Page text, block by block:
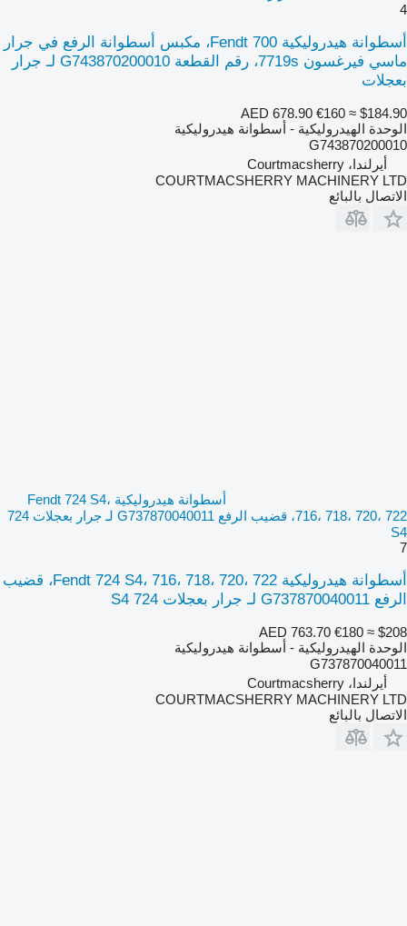
4
أسطوانة هيدروليكية Fendt 700، مكبس أسطوانة الرفع في جرار
ماسي فيرغسون 7719s، رقم القطعة G743870200010 لـ جرار
بعجلات
AED 678.90 €160 ≈ $184.90
الوحدة الهيدروليكية - أسطوانة هيدروليكية
G743870200010
أيرلندا، Courtmacsherry
COURTMACSHERRY MACHINERY LTD
الاتصال بالبائع
أسطوانة هيدروليكية Fendt 724 S4،
716، 718، 720، 722، قضيب الرفع G737870040011 لـ جرار بعجلات 724
S4
7
أسطوانة هيدروليكية Fendt 724 S4، 716، 718، 720، 722، قضيب
الرفع G737870040011 لـ جرار بعجلات 724 S4
AED 763.70 €180 ≈ $208
الوحدة الهيدروليكية - أسطوانة هيدروليكية
G737870040011
أيرلندا، Courtmacsherry
COURTMACSHERRY MACHINERY LTD
الاتصال بالبائع